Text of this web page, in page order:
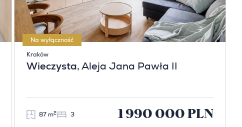
Na wyłączność
Kraków
Wieczysta, Aleja Jana Pawła II
87 m2 3 1 990 000 PLN